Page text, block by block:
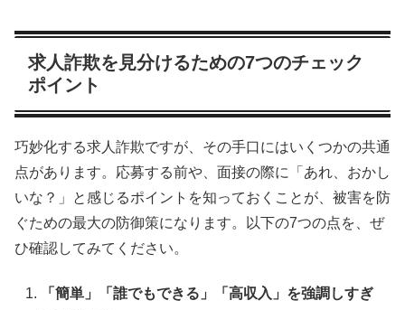
求人詐欺を見分けるための7つのチェック
ポイント
巧妙化する求人詐欺ですが、その手口にはいくつかの共通
点があります。応募する前や、面接の際に「あれ、おかし
いな？」と感じるポイントを知っておくことが、被害を防
ぐための最大の防御策になります。以下の7つの点を、ぜ
ひ確認してみてください。
「簡単」「誰でもできる」「高収入」を強調しすぎ